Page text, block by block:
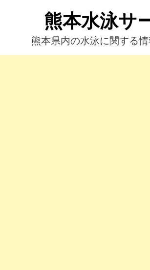
へ
熊本水泳サ
熊本県内の水泳に関する情